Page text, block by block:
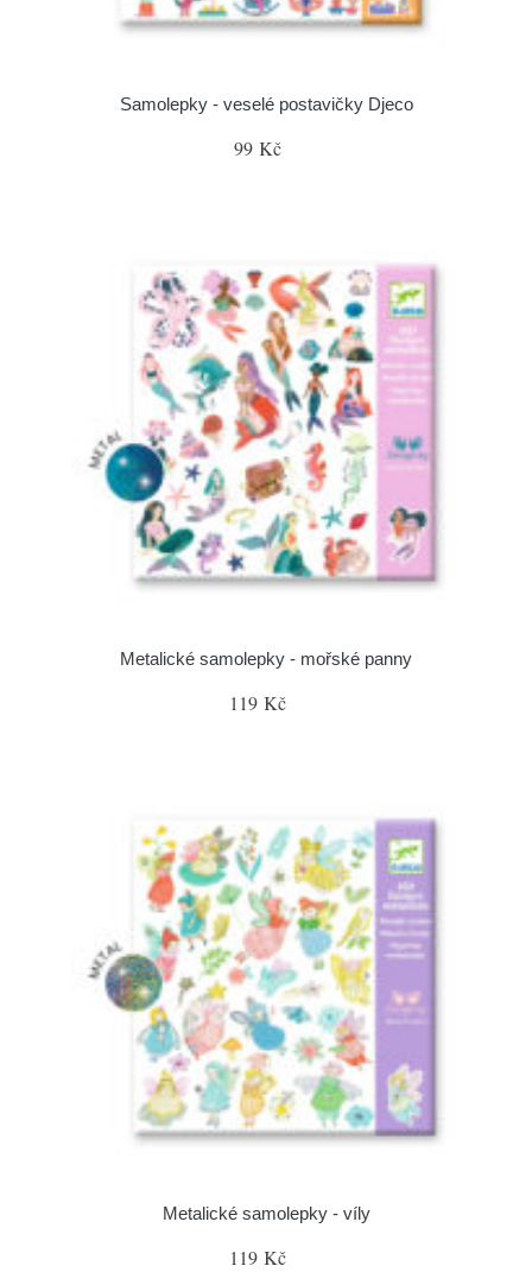
Samolepky - veselé postavičky Djeco
99 Kč
Metalické samolepky - mořské panny
119 Kč
Metalické samolepky - víly
119 Kč